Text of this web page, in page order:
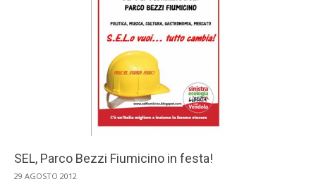
SEL, Parco Bezzi Fiumicino in festa!
2012-
29 AGOSTO 2012